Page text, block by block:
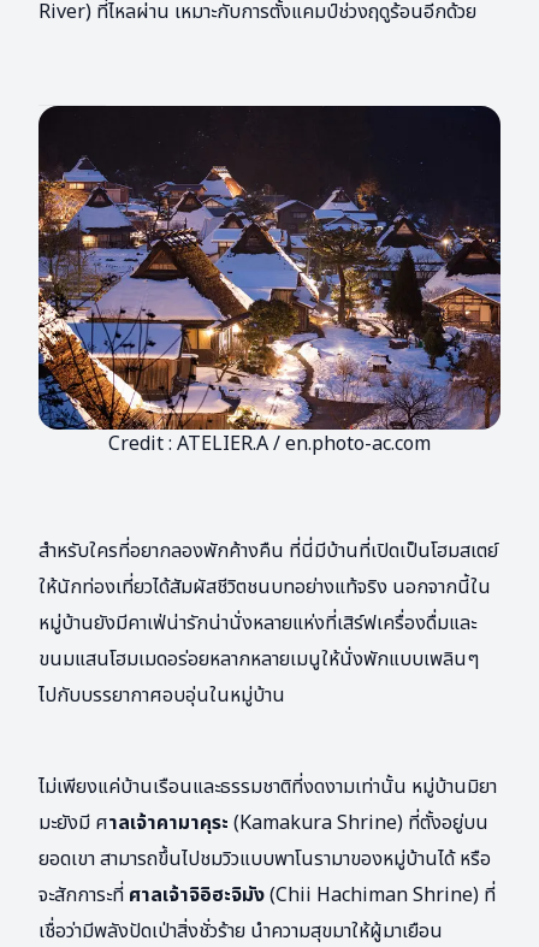
River) ที่ไหลผ่าน เหมาะกับการตั้งแคมป์ช่วงฤดูร้อนอีกด้วย
Credit : ATELIER.A / en.photo-ac.com
สำหรับใครที่อยากลองพักค้างคืน ที่นี่มีบ้านที่เปิดเป็นโฮมสเตย์
ให้นักท่องเที่ยวได้สัมผัสชีวิตชนบทอย่างแท้จริง นอกจากนี้ใน
หมู่บ้านยังมีคาเฟ่น่ารักน่านั่งหลายแห่งที่เสิร์ฟเครื่องดื่มและ
ขนมแสนโฮมเมดอร่อยหลากหลายเมนูให้นั่งพักแบบเพลินๆ
ไปกับบรรยากาศอบอุ่นในหมู่บ้าน
ไม่เพียงแค่บ้านเรือนและธรรมชาติที่งดงามเท่านั้น หมู่บ้านมิยา
มะยังมี ศาลเจ้าคามาคุระ (Kamakura Shrine) ที่ตั้งอยู่บน
ยอดเขา สามารถขึ้นไปชมวิวแบบพาโนรามาของหมู่บ้านได้ หรือ
จะสักการะที่ ศาลเจ้าจิอิฮะจิมัง(Chii Hachiman Shrine) ที่
เชื่อว่ามีพลังปัดเป่าสิ่งชั่วร้าย นำความสุขมาให้ผู้มาเยือน